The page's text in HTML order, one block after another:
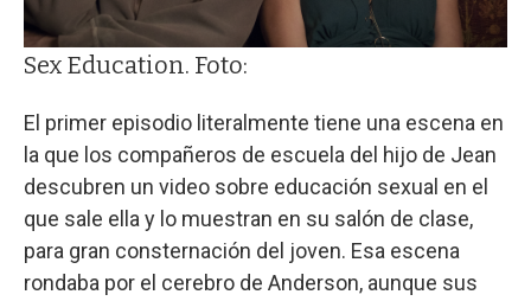
Sex Education. Foto:
El primer episodio literalmente tiene una escena en
la que los compañeros de escuela del hijo de Jean
descubren un video sobre educación sexual en el
que sale ella y lo muestran en su salón de clase,
para gran consternación del joven. Esa escena
rondaba por el cerebro de Anderson, aunque sus